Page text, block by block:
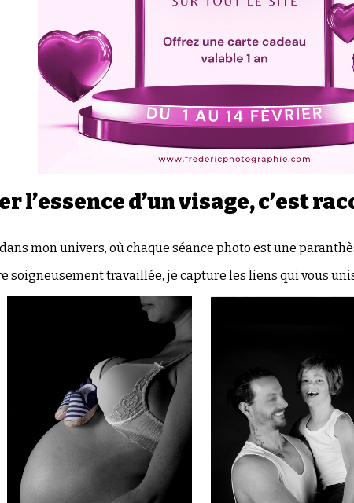
l’essence d’un visage, c’est
mon univers, où chaque séance photo est une
soigneusement travaillée, je capture les liens qui vous